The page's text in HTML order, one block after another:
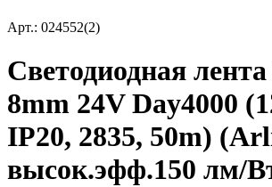
Арт.: 024552(2)
Светодиодная
8mm 24V Day4000
IP20, 2835, 50m)
высок.эфф.150 лм/